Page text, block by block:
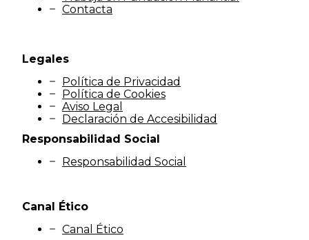
Contacta
Legales
Política de Privacidad
Política de Cookies
Aviso Legal
Declaración de Accesibilidad
Responsabilidad Social
Responsabilidad Social
Canal Ético
Canal Ético